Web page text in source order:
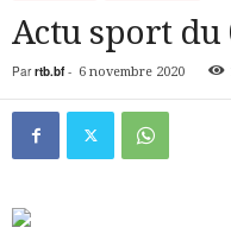
Actu sport du
Par rtb.bf- 6 novembre 2020